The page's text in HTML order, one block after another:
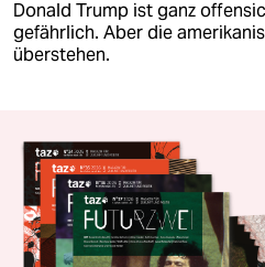
Donald Trump ist ganz
gefährlich. Aber die
überstehen.